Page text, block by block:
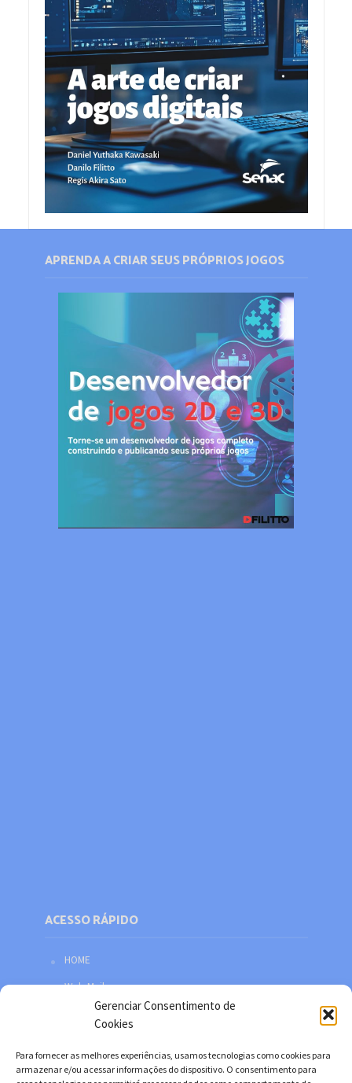
Gerenciar Consentimento de
Cookies
Para fornecer as melhores experiências, usamos tecnologias como cookies para
armazenar e/ou acessar informações do dispositivo. O consentimento para
APRENDA A CRIAR SEUS PRÓPRIOS JOGOS
ACESSO RÁPIDO
HOME
Web Mail
Política de privacidade
Facebook